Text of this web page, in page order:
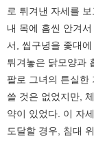
로 튀겨낸 자세를
내 목에 흠씬 안겨
서, 씹구녕을 좇대
튀겨놓은 닭모양과
팔로 그녀의 튼실한
쓸 것은 없었지만,
약이 있었다. 이 자
도달할 경우, 침대